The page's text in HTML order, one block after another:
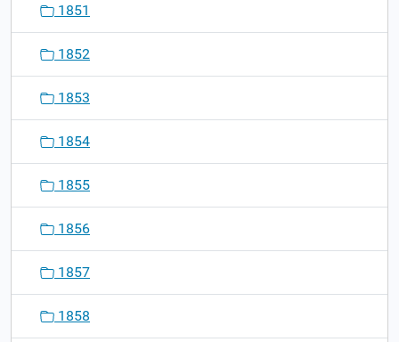
1851
1852
1853
1854
1855
1856
1857
1858